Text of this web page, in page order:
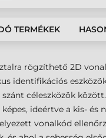
TERMÉKEK
rögzíthető 2D
identifikációs
céleszközök
ideértve a kis-
vonalkód